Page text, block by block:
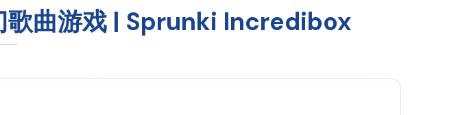
曲游戏 | Sprunki Incredibox